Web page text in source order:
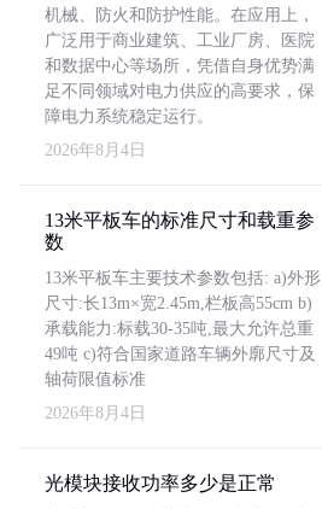
机械、防火和防护性能。在应用上，
广泛用于商业建筑、工业厂房、医院
和数据中心等场所，凭借自身优势满
足不同领域对电力供应的高要求，保
障电力系统稳定运行。
2026年8月4日
13米平板车的标准尺寸和载重参
数
13米平板车主要技术参数包括: a)外形
尺寸:长13m×宽2.45m,栏板高55cm b)
承载能力:标载30-35吨,最大允许总重
49吨 c)符合国家道路车辆外廓尺寸及
轴荷限值标准
2026年8月4日
光模块接收功率多少是正常